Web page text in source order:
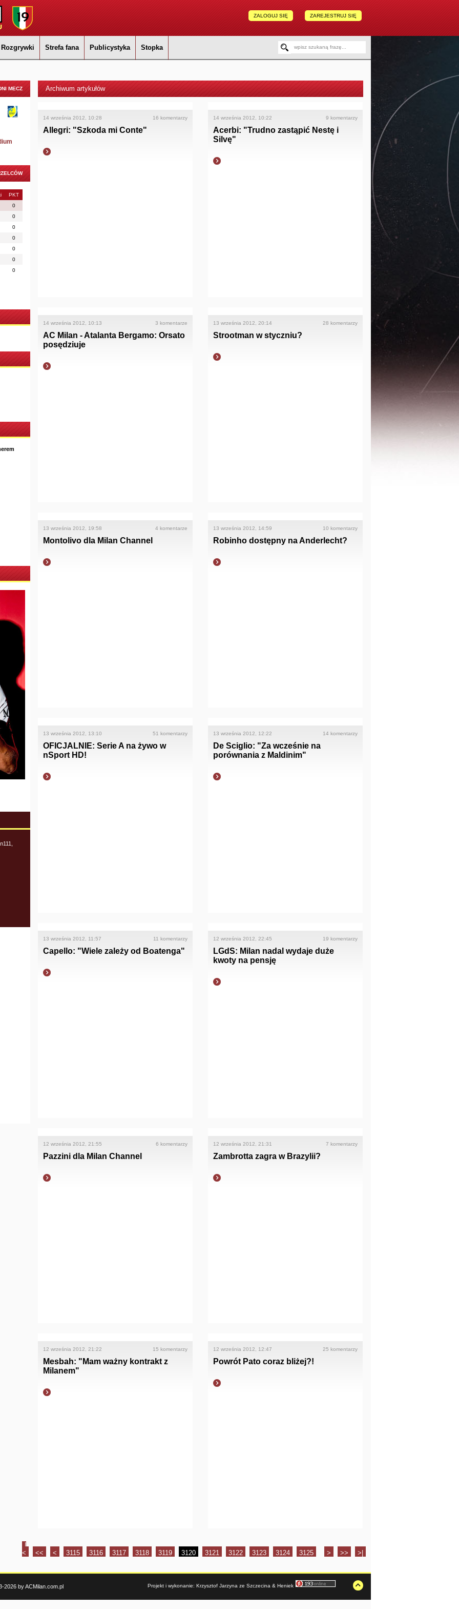
ZAREJESTRUJ SIĘ
ZALOGUJ SIĘ
Rozgrywki Strefa fana Publicystyka Stopka
MECZ
PKT
0
0
0
0
0
0
0
Archiwum artykułów
14 września 2012, 10:28 16 komentarzy
Allegri: "Szkoda mi Conte"
14 września 2012, 10:22 9 komentarzy
Acerbi: "Trudno zastąpić Nestę i
Silvę"
14 września 2012, 10:13 3 komentarze
AC Milan - Atalanta Bergamo: Orsato
posędziuje
13 września 2012, 20:14 28 komentarzy
Strootman w styczniu?
13 września 2012, 19:58 4 komentarze
Montolivo dla Milan Channel
13 września 2012, 14:59 10 komentarzy
Robinho dostępny na Anderlecht?
13 września 2012, 13:10 51 komentarzy
OFICJALNIE: Serie A na żywo w
nSport HD!
13 września 2012, 12:22 14 komentarzy
De Sciglio: "Za wcześnie na
porównania z Maldinim"
13 września 2012, 11:57 11 komentarzy
Capello: "Wiele zależy od Boatenga"
12 września 2012, 22:45 19 komentarzy
LGdS: Milan nadal wydaje duże
kwoty na pensję
12 września 2012, 21:55 6 komentarzy
Pazzini dla Milan Channel
12 września 2012, 21:31 7 komentarzy
Zambrotta zagra w Brazylii?
12 września 2012, 21:22 15 komentarzy
Mesbah: "Mam ważny kontrakt z
Milanem"
12 września 2012, 12:47 25 komentarzy
Powrót Pato coraz bliżej?!
|
<
<< < 3115 3116 3117 3118 3119 3120 3121 3122 3123 3124 3125 > >> >|
2026 by ACMilan.com.pl Projekt i wykonanie: Krzysztof Jarzyna ze Szczecina & Heniek